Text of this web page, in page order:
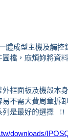
體成型主機及觸
圖檔，麻煩妳將資
框面板及機殼本
不需大費周章拆
是最好的選擇 !!
downloads/